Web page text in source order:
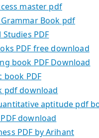
master pdf
Book pdf
PDF
PDF free download
book PDF Download
PDF
pdf download
aptitude pdf
download
PDF by Arihant